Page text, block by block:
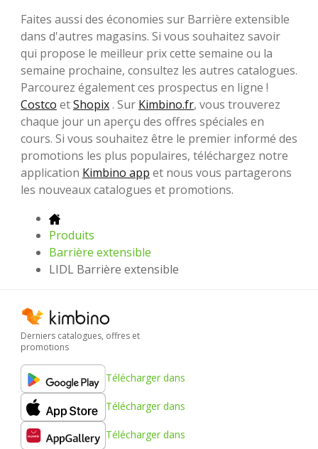
Faites aussi des économies sur Barrière extensible
dans d'autres magasins. Si vous souhaitez savoir
qui propose le meilleur prix cette semaine ou la
semaine prochaine, consultez les autres catalogues.
Parcourez également ces prospectus en ligne !
Costco etShopix. Sur Kimbino.fr, vous trouverez
chaque jour un aperçu des offres spéciales en
cours. Si vous souhaitez être le premier informé des
promotions les plus populaires, téléchargez notre
application Kimbino app et nous vous partagerons
les nouveaux catalogues et promotions.
Produits
Barrière extensible
LIDL Barrière extensible
Derniers catalogues, offres et
promotions
Télécharger dans
Télécharger dans
Télécharger dans